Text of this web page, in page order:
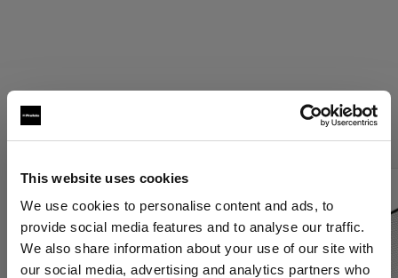
This website uses cookies
We use cookies to personalise content and ads, to
provide social media features and to analyse our traffic.
We also share information about your use of our site with
our social media, advertising and analytics partners who
Griglie Profoto